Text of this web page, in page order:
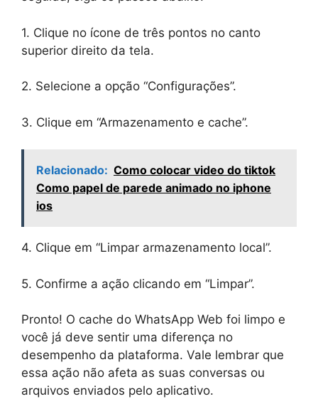
1. Clique no ícone de três pontos no canto
superior direito da tela.
2. Selecione a opção “Configurações”.
3. Clique em “Armazenamento e cache”.
Relacionado: Como colocar video do tiktok
Como papel de parede animado no iphone
ios
4. Clique em “Limpar armazenamento local”.
5. Confirme a ação clicando em “Limpar”.
Pronto! O cache do WhatsApp Web foi limpo e
você já deve sentir uma diferença no
desempenho da plataforma. Vale lembrar que
essa ação não afeta as suas conversas ou
arquivos enviados pelo aplicativo.